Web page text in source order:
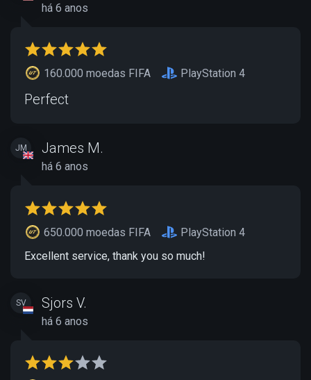
há 6 anos
160.000 moedas FIFA PlayStation 4
Perfect
JM James M.
há 6 anos
650.000 moedas FIFA
PlayStation 4
Excellent service, thank you so much!
SV Sjors V.
há 6 anos